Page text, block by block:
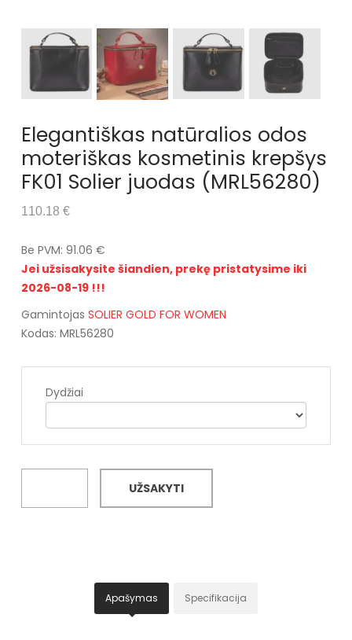
Elegantiškas natūralios odos
moteriškas kosmetinis krepšys
FK01 Solier juodas (MRL56280)
110.18 €
Be PVM: 91.06 €
Jei užsisakysite šiandien, prekę pristatysime iki
2026-08-19 !!!
Gamintojas SOLIER GOLD FOR WOMEN
Kodas: MRL56280
Dydžiai
UŽSAKYTI
Apašymas Specifikacija